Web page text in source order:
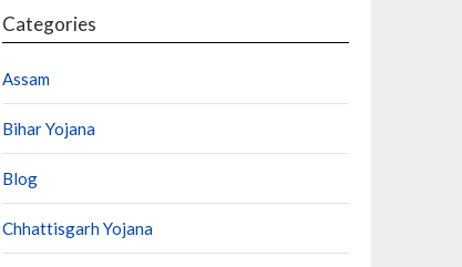
Categories
Assam
Bihar Yojana
Blog
Chhattisgarh Yojana